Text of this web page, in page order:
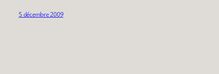
5 décembre 2009